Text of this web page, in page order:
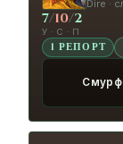
Dire ·
7/10/2
У · С · П
1 РЕПОРТ